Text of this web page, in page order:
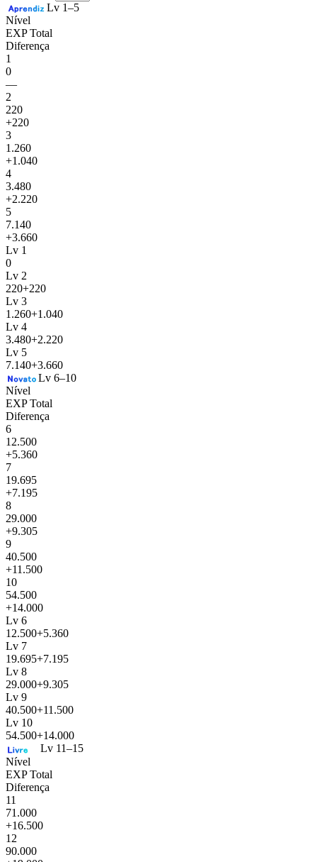
Lv 1–5
Nível
EXP Total
Diferença
1
0
—
2
220
+220
3
1.260
+1.040
4
3.480
+2.220
5
7.140
+3.660
Lv 1
0
Lv 2
220+220
Lv 3
1.260+1.040
Lv 4
3.480+2.220
Lv 5
7.140+3.660
Lv 6–10
Nível
EXP Total
Diferença
6
12.500
+5.360
7
19.695
+7.195
8
29.000
+9.305
9
40.500
+11.500
10
54.500
+14.000
Lv 6
12.500+5.360
Lv 7
19.695+7.195
Lv 8
29.000+9.305
Lv 9
40.500+11.500
Lv 10
54.500+14.000
Lv 11–15
Nível
EXP Total
Diferença
11
71.000
+16.500
12
90.000